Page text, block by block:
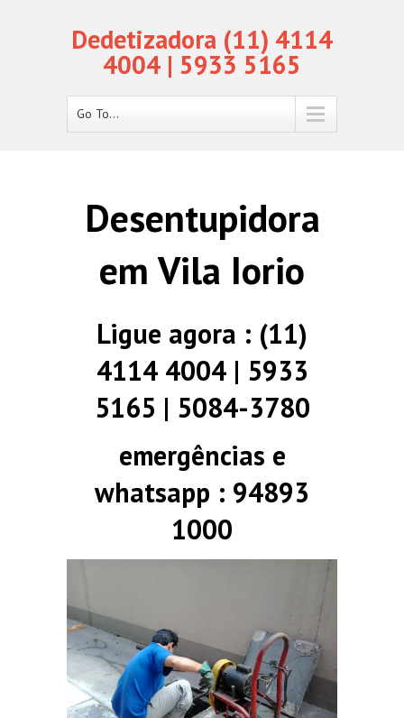
Dedetizadora (11) 4114
4004 | 5933 5165
Go To...
Desentupidora
em Vila Iorio
Ligue agora : (11)
4114 4004 | 5933
5165 | 5084-3780
emergências e
whatsapp : 94893
1000